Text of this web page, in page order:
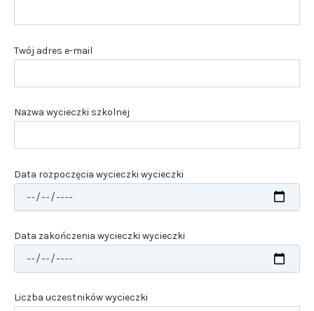
Twój adres e-mail
Nazwa wycieczki szkolnej
Data rozpoczęcia wycieczki wycieczki
Data zakończenia wycieczki wycieczki
Liczba uczestników wycieczki